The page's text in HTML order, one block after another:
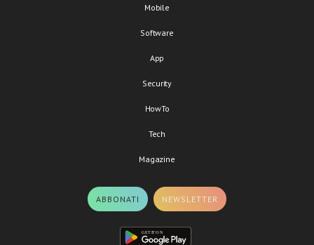
Mobile
Software
App
Security
HowTo
Tech
Magazine
ABBONATI NEWSLETTER